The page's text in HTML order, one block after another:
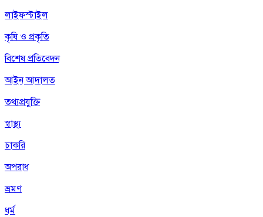
লাইফস্টাইল
কৃষি ও প্রকৃতি
বিশেষ প্রতিবেদন
আইন আদালত
তথ্যপ্রযুক্তি
স্বাস্থ্য
চাকরি
অপরাধ
ভ্রমণ
ধর্ম